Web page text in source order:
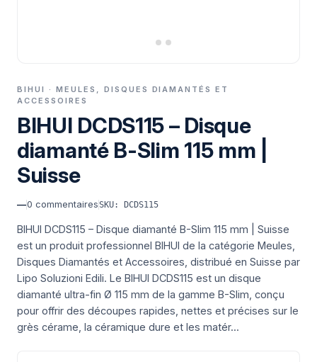
BIHUI · MEULES, DISQUES DIAMANTÉS ET
ACCESSOIRES
BIHUI DCDS115 – Disque
diamanté B-Slim 115 mm |
Suisse
—0 commentairesSKU: DCDS115
BIHUI DCDS115 – Disque diamanté B-Slim 115 mm | Suisse
est un produit professionnel BIHUI de la catégorie Meules,
Disques Diamantés et Accessoires, distribué en Suisse par
Lipo Soluzioni Edili. Le BIHUI DCDS115 est un disque
diamanté ultra-fin Ø 115 mm de la gamme B-Slim, conçu
pour offrir des découpes rapides, nettes et précises sur le
grès cérame, la céramique dure et les matér...